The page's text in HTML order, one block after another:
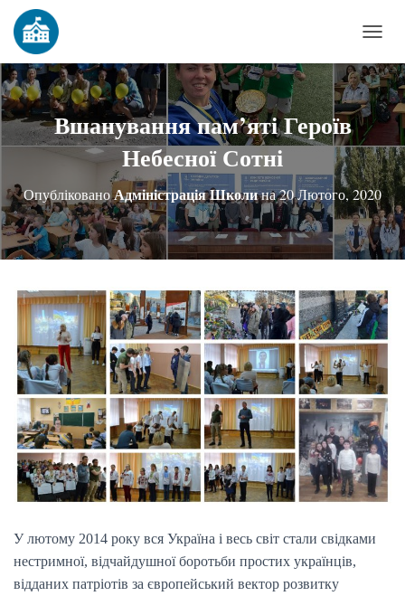
Е
Р
К
Н
У
Т
И
В
І
А
Ц
І
Ю
Вшанування пам’яті Героїв
Небесної Сотні
ОпублікованоАдміністрація Школина20 Лютого, 2020
У лютому 2014 року вся Україна і весь світ стали свідками
нестримної, відчайдушної боротьби простих українців,
відданих патріотів за європейський вектор розвитку